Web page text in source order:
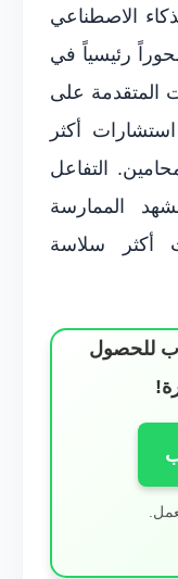
الاصطناعي
رئيسياً في
المتقدمة على
استشارات أكثر
التفاعل
الممارسة
أكثر سلاسة
للحصول